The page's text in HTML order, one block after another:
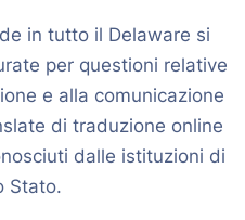
in tutto il Delaware si
per questioni relative
e alla comunicazione
di traduzione online
dalle istituzioni di
Stato.